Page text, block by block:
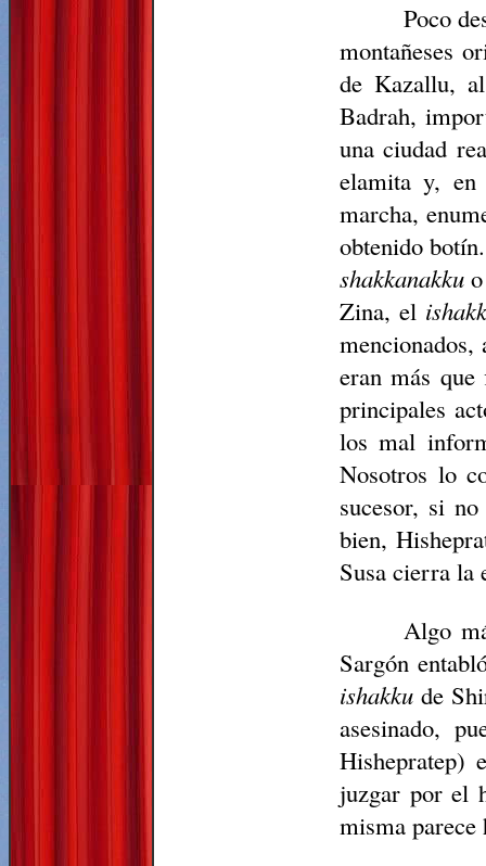
Poco
montañeses
de Kazallu,
Badrah,
una ciudad
elamita y, en
marcha,
obtenido
shakkanakkuo
Zina, el
eran más
principales
los mal
Nosotros lo
sucesor, si
bien,
Susa cierra la
Algo
Sargón
ishakkude
asesinado,
Hishepratep)
juzgar por el
misma parece